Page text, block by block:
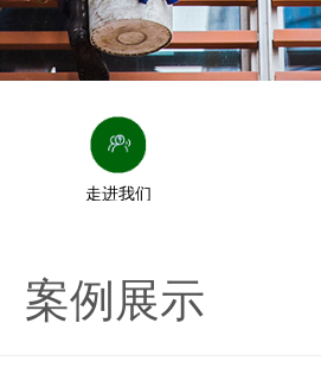
走进我们
案例展示